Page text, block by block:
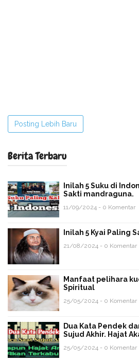
Posting Lebih Baru
Berita Terbaru
Inilah 5 Suku di
Sakti mandraguna.
11/09/2024 - 0 Komentar
Inilah 5 Kyai Paling
21/08/2024 - 0 Komentar
Manfaat pelihara
Spiritual
25/05/2024 - 0 Komentar
Dua Kata Pendek
Sujud Akhir. Hajat
25/05/2024 - 0 Komentar